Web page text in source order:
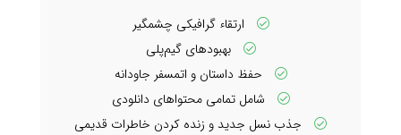
ارتقاء گرافیکی چشمگیر
بهبودهای گیم‌پلی
حفظ داستان و اتمسفر جاودانه
شامل تمامی محتواهای دانلودی
جذب نسل جدید و زنده کردن خاطرات قدیمی